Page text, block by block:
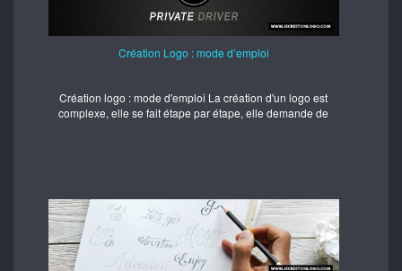
Création Logo : mode d’emploi
Création logo : mode d'emploi La création d'un logo est
complexe, elle se fait étape par étape, elle demande de